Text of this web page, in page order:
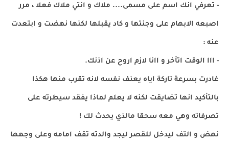
- تعرفي انك اسم على مسمى.... ملاك و انتي ملاك فعلا ، مرر
اصبعه الابهام على وجنتها و كاد يقبلها لكنها نهضت و ابتعدت
عنه :
- ااا الوقت اتأخر و اانا لازم اروح عن اذنك.
غادرت بسرعة تاركة اياه يعنف نفسه لانه تقرب منها هكذا
بالتأكيد انها تضايقت لكنه لا يعلم لماذا يفقد سيطرته على
تصرفاته وهي معه سحقا مالذي يحدث لك !
نهض و التف ليدخل للقصر ليجد والدته تقف امامه وعلى وجهها